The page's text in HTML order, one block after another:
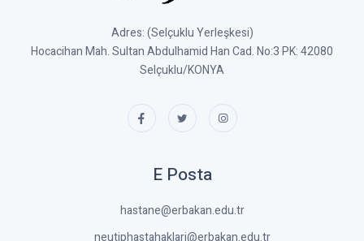
Adres: (Selçuklu Yerleşkesi)
Hocacihan Mah. Sultan Abdulhamid Han Cad. No:3 PK: 42080
Selçuklu/KONYA
E Posta
hastane@erbakan.edu.tr
neutiphastahaklari@erbakan.edu.tr